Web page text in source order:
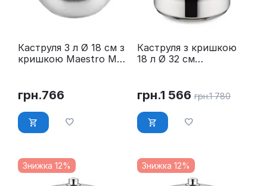
Каструля 3 л Ø 18 см з
кришкою Maestro MR-
грн.766
Каструля з кришкою
18 л Ø 32 см
грн.1 566 грн.1 780
Знижка 12% Знижка 12%